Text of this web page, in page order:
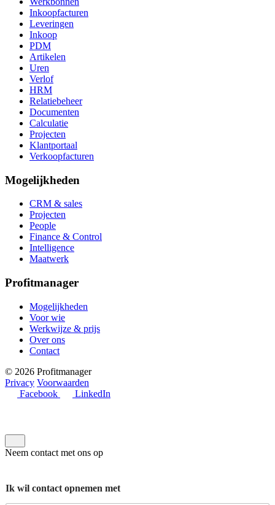
Inkoopfacturen
Leveringen
Inkoop
PDM
Artikelen
Uren
Verlof
HRM
Relatiebeheer
Documenten
Calculatie
Projecten
Klantportaal
Verkoopfacturen
Mogelijkheden
CRM & sales
Projecten
People
Finance & Control
Intelligence
Maatwerk
Profitmanager
Mogelijkheden
Voor wie
Werkwijze & prijs
Over ons
Contact
© 2026 Profitmanager
Privacy Voorwaarden
Facebook
LinkedIn
Neem contact met ons op
Ik wil contact opnemen met